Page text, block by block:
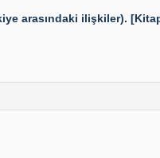
arasındaki ilişkiler). [Kitap